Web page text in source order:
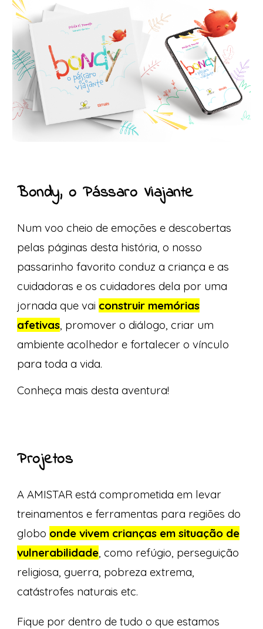
Bondy, o Pássaro Viajante
Num voo cheio de emoções e descobertas
pelas páginas desta história, o nosso
passarinho favorito conduz a criança e as
cuidadoras e os cuidadores dela por uma
jornada que vai construir memórias
afetivas , promover o diálogo, criar um
ambiente acolhedor e fortalecer o vínculo
para toda a vida.
Conheça mais desta aventura!
Projetos
A AMISTAR está comprometida em levar
treinamentos e ferramentas para regiões do
globo onde vivem crianças em situação de
vulnerabilidade, como refúgio, perseguição
religiosa, guerra, pobreza extrema,
catástrofes naturais etc.
Fique por dentro de tudo o que estamos